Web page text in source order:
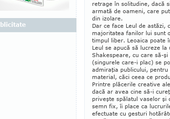
retrage în solitudine, dacă
armată de oameni, care
din izolare.
Dar ce face Leul de astăzi,
majoritatea fa­ni­lor lui sunt
timpul liber. Leoaica poate
Leul se apucă să lucreze
Shakespeare, cu care să-
(singurele care-i plac) se
admiraţia publicului,
material, căci ceea ce
Printre plăcerile creative
dacă ar avea cine să-i
priveşte spălatul vaselor şi
semn fix, îi place ca
efectuate cu gesturi